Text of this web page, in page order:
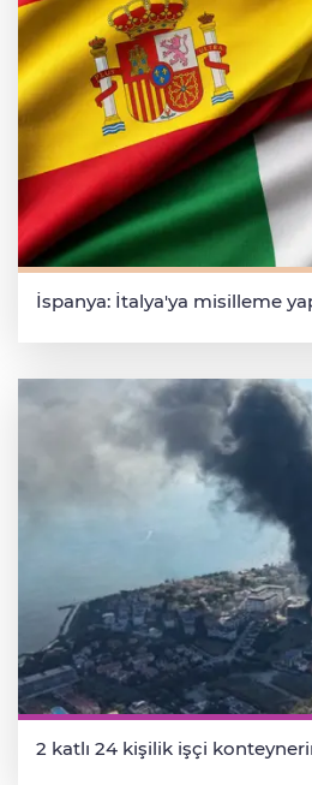
İspanya: İtalya'ya misilleme
2 katlı 24 kişilik işçi